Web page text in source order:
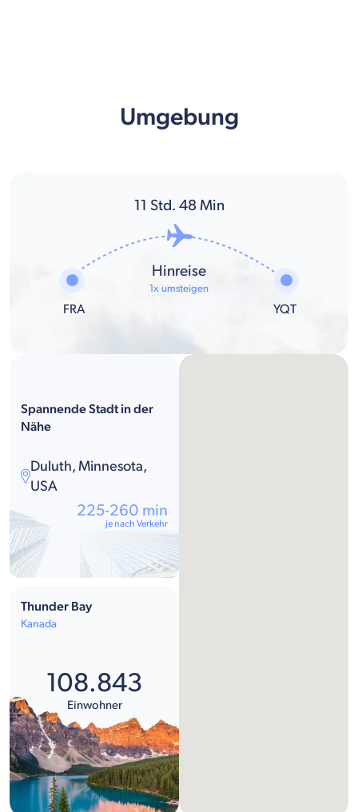
Umgebung
11 Std. 48 Min
FRA
Hinreise
1x umsteigen
YQT
Spannende Stadt in der
Nähe
Duluth, Minnesota,
USA
225-260 min
je nach Verkehr
Thunder Bay
Kanada
108.843
Einwohner